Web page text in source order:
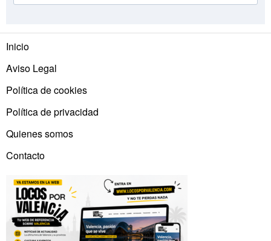
Inicio
Aviso Legal
Política de cookies
Política de privacidad
Quienes somos
Contacto